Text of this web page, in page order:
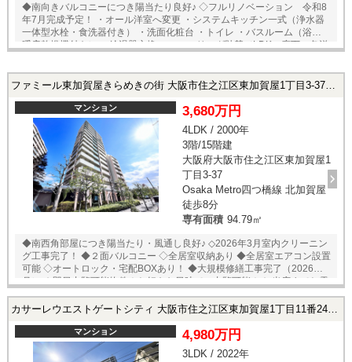
◆南向きバルコニーにつき陽当たり良好♪ ◇フルリノベーション 令和8
年7月完成予定！ ・オール洋室へ変更 ・システムキッチン一式（浄水器
一体型水栓・食洗器付き） ・洗面化粧台 ・トイレ ・バスルーム（浴室
暖房乾燥機付き） ・給湯器交換 ・フローリング貼替（LDK・廊下・各洋
へ新規エアコン設置 ・洋室4.5帖にエアコン先行配管 等 ◆安心のアフタ
ーサービス保証付き！ ◇2沿線利用可能！ ・四つ橋線「北加賀屋」駅
徒歩約10分 ・南海本線「住吉大社」駅 徒歩約15分 ◆令和5年2月 大
規模修繕工事完了！ ★即日内覧可能物件！お好きな日時でご内覧可能！
★ 当店までお電話いただくか、もしくは24時間対応可能「内覧予約・お
問い合わせ」フォームよりお問い合わせ下さい！業務に精通したスタッ
フが丁寧に対応致します。ご来店が困難な場合は、ご希望場所でのお待
ち合わせも可能です。
ファミール東加賀屋きらめきの街 大阪市住之江区東加賀屋1丁目3-37の中古マンション
マンション 3,680万円
4LDK / 2000年
3階/15階建
大阪府大阪市住之江区東加賀屋1
丁目3-37
Osaka Metro四つ橋線 北加賀屋
徒歩8分
専有面積 94.79㎡
◆南西角部屋につき陽当たり・風通し良好♪ ◇2026年3月室内クリーニン
グ工事完了！ ◆２面バルコニー ◇全居室収納あり ◆全居室エアコン設置
可能 ◇オートロック・宅配BOXあり！ ◆大規模修繕工事完了（2026年2
月） ★即日内覧可能物件！お好きな日時でご内覧可能！★ 当店までお電
話いただくか、もしくは24時間対応可能「内覧予約・お問い合わせ」フ
ォームよりお問い合わせ下さい！業務に精通したスタッフが丁寧に対応
致します。ご来店が困難な場合は、ご希望場所でのお待ち合わせも可能
カサーレウエストゲートシティ 大阪市住之江区東加賀屋1丁目11番24の中古マンション
マンション 4,980万円
3LDK / 2022年